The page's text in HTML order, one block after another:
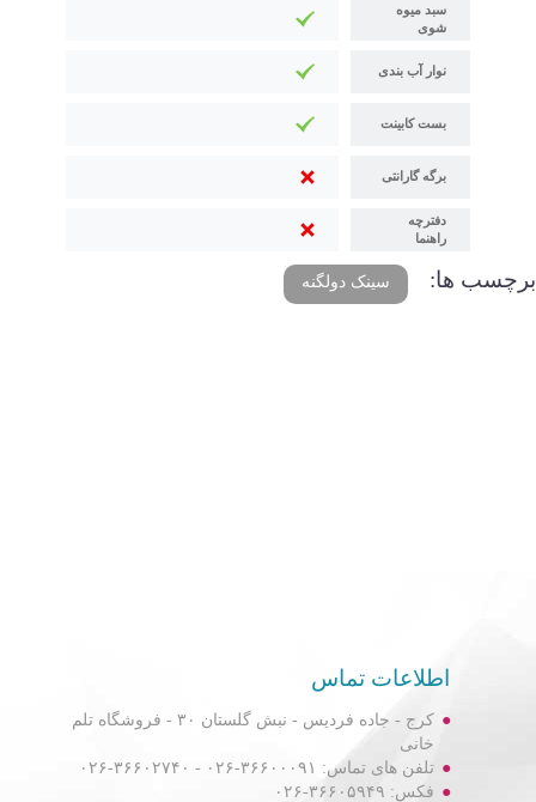
سبد میوه
شوی
نوار آب بندی
بست کابینت
برگه گارانتی
دفترچه
راهنما
برچسب ها: سینک دولگنه
اطلاعات تماس
کرج - جاده فردیس - نبش گلستان ۳۰ - فروشگاه تلم
خانی
تلفن های تماس: ۳۶۶۰۰۰۹۱-۰۲۶ - ۳۶۶۰۲۷۴۰-۰۲۶
فکس: ۳۶۶۰۵۹۴۹-۰۲۶